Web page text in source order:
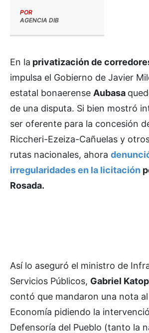
POR
AGENCIA DIB
En la privatización de
impulsa el Gobierno de Javier
estatal bonaerense Aubasa
de una disputa. Si bien mostró
ser oferente para la concesión
Riccheri-Ezeiza-Cañuelas y
rutas nacionales, ahora
irregularidades en la licitación
Rosada.
Así lo aseguró el ministro de
Servicios Públicos, Gabriel
contó que mandaron una nota
Economía pidiendo la
Defensoría del Pueblo (tanto la